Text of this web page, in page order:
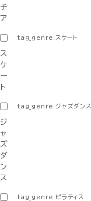
チ
ア
tag_genre:スケート
ス
ケ
ー
ト
tag_genre:ジャズダンス
ジ
ャ
ズ
ダ
ン
ス
tag_genre:ピラティス